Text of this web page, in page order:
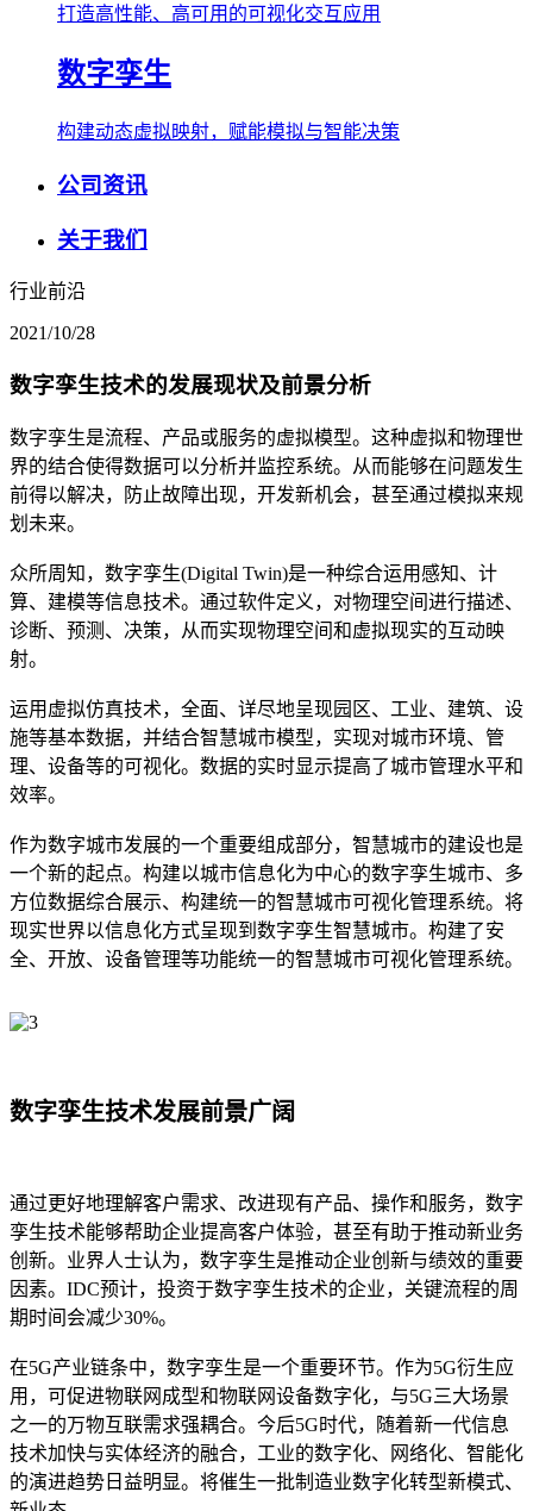
打造高性能、高可用的可视化交互应用
数字孪生
构建动态虚拟映射，赋能模拟与智能决策
公司资讯
关于我们
行业前沿
2021/10/28
数字孪生技术的发展现状及前景分析
数字孪生是流程、产品或服务的虚拟模型。这种虚拟和物理世
界的结合使得数据可以分析并监控系统。从而能够在问题发生
前得以解决，防止故障出现，开发新机会，甚至通过模拟来规
划未来。
众所周知，数字孪生(Digital Twin)是一种综合运用感知、计
算、建模等信息技术。通过软件定义，对物理空间进行描述、
诊断、预测、决策，从而实现物理空间和虚拟现实的互动映
射。
运用虚拟仿真技术，全面、详尽地呈现园区、工业、建筑、设
施等基本数据，并结合智慧城市模型，实现对城市环境、管
理、设备等的可视化。数据的实时显示提高了城市管理水平和
效率。
作为数字城市发展的一个重要组成部分，智慧城市的建设也是
一个新的起点。构建以城市信息化为中心的数字孪生城市、多
方位数据综合展示、构建统一的智慧城市可视化管理系统。将
现实世界以信息化方式呈现到数字孪生智慧城市。构建了安
全、开放、设备管理等功能统一的智慧城市可视化管理系统。
数字孪生技术发展前景广阔
通过更好地理解客户需求、改进现有产品、操作和服务，数字
孪生技术能够帮助企业提高客户体验，甚至有助于推动新业务
创新。业界人士认为，数字孪生是推动企业创新与绩效的重要
因素。IDC预计，投资于数字孪生技术的企业，关键流程的周
期时间会减少30%。
在5G产业链条中，数字孪生是一个重要环节。作为5G衍生应
用，可促进物联网成型和物联网设备数字化，与5G三大场景
之一的万物互联需求强耦合。今后5G时代，随着新一代信息
技术加快与实体经济的融合，工业的数字化、网络化、智能化
的演进趋势日益明显。将催生一批制造业数字化转型新模式、